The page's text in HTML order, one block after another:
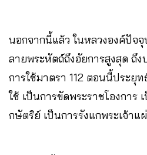
นอกจากนี้แล้ว ในหลวงองค์ปัจ
ลายพระหัตถ์ถึงอัยการสูงสุด ถึ
การใช้มาตรา 112 ตอนนี้ประยุท
ใช้ เป็นการขัดพระราชโองการ
กษัตริย์ เป็นการรังแกพระเจ้าแ